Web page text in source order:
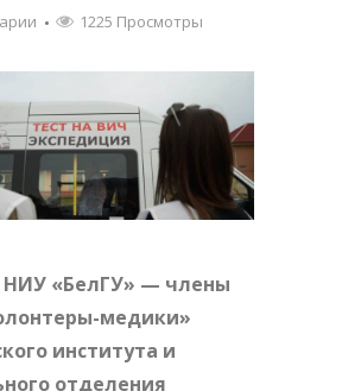
1225 Просмотры
НИУ «БелГУ» — члены
медики»
института и
отделения